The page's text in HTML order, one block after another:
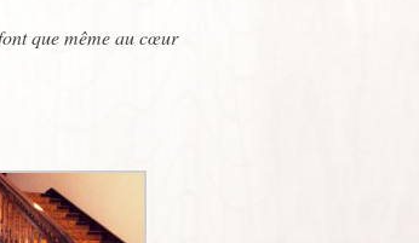
que même au cœur